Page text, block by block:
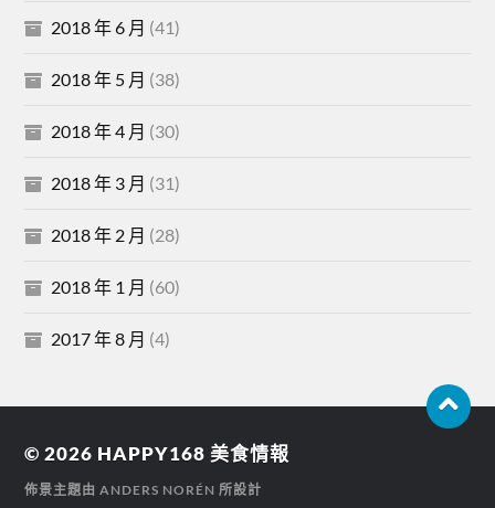
2018 年 6 月 (41)
2018 年 5 月 (38)
2018 年 4 月 (30)
2018 年 3 月 (31)
2018 年 2 月 (28)
2018 年 1 月 (60)
2017 年 8 月 (4)
© 2026 HAPPY168 美食情報
佈景主題由ANDERS NORÉN 所設計